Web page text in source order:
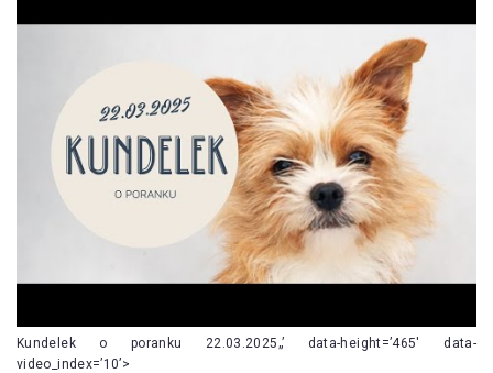
Kundelek o poranku 22.03.2025„’ data-height=’465′ data-
video_index=’10’>